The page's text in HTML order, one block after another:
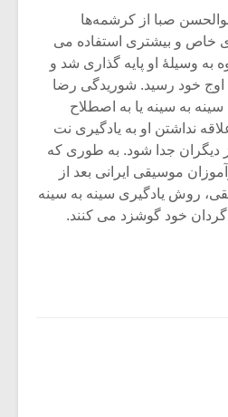
صبا از کرشمه‌ها
خاص و بیشتری استفاده می
به وسیلۀ او پایه گذاری شد و
اوج خود رسید. شوریدگی رضا
به سینه یا به اصطلاح
نداشتن او به یادگیری نت
دیگران جدا شود. به طوری که
موسیقی ایرانی بعد از
روش یادگیری سینه به سینه
خود گوشزد می کنند.